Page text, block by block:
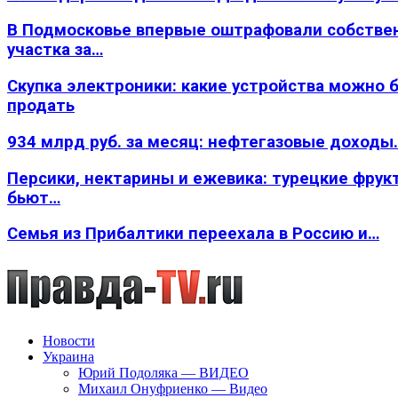
В Подмосковье впервые оштрафовали
участка за…
Скупка электроники: какие устройства можно
продать
934 млрд руб. за месяц: нефтегазовые
Персики, нектарины и ежевика: турецкие
бьют…
Семья из Прибалтики переехала в Россию и…
Новости
Украина
Юрий Подоляка — ВИДЕО
Михаил Онуфриенко — Видео